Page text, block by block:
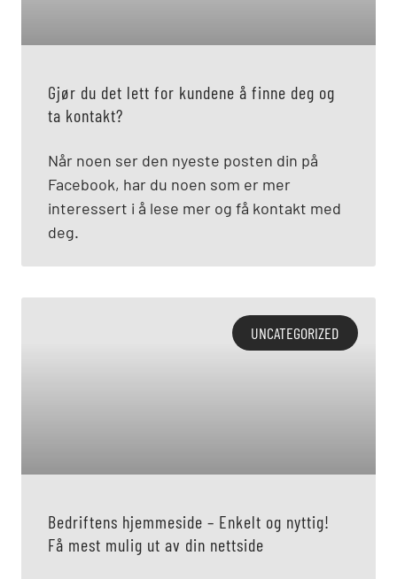
Gjør du det lett for kundene å finne deg og
ta kontakt?
Når noen ser den nyeste posten din på
Facebook, har du noen som er mer
interessert i å lese mer og få kontakt med
deg.
UNCATEGORIZED
Bedriftens hjemmeside – Enkelt og nyttig!
Få mest mulig ut av din nettside